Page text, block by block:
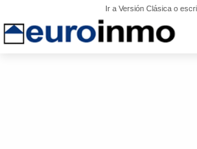
Ir a Versión Clásica o